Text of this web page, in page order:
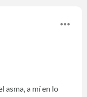
asma, a mí en lo